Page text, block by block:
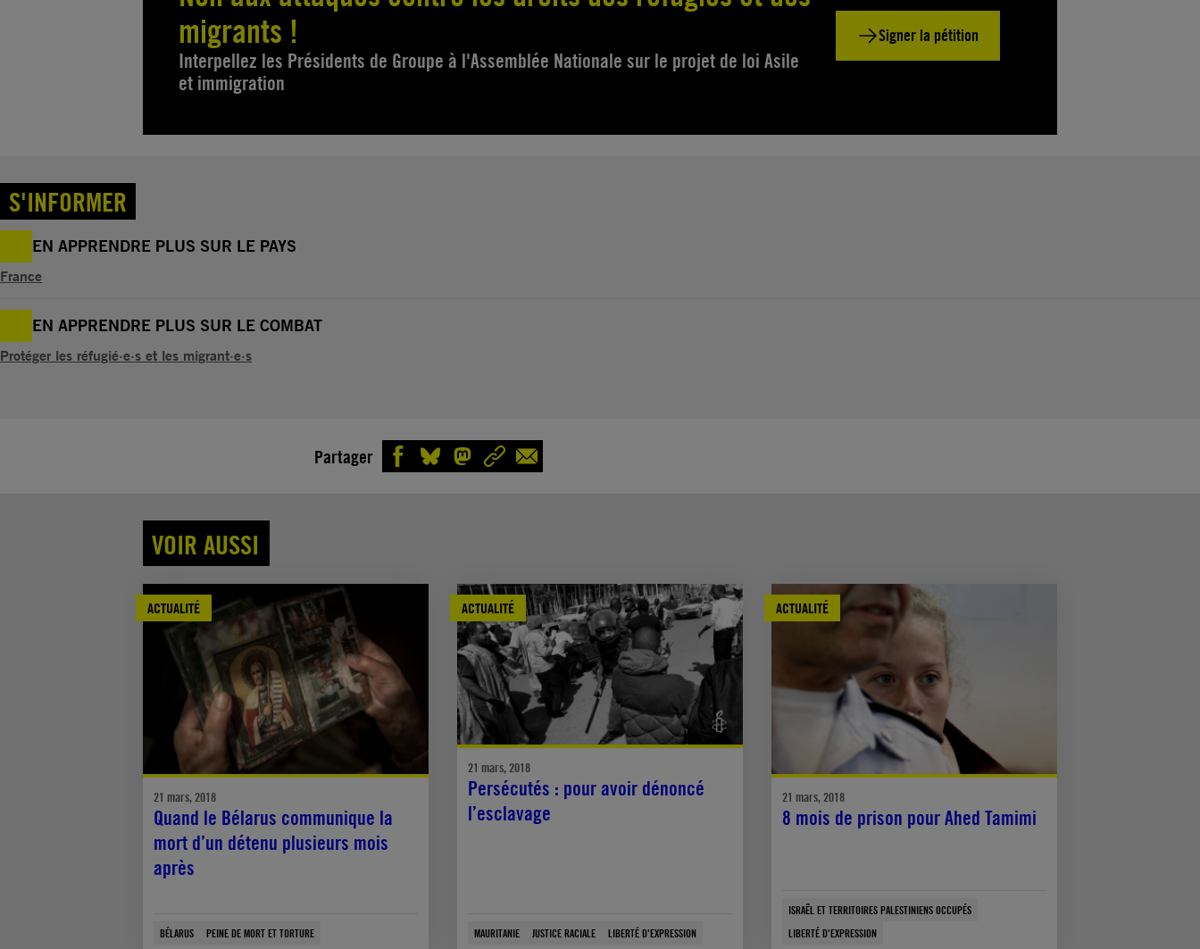
migrants !
Interpellez les Présidents de Groupe à l'Assemblée Nationale sur le projet de loi Asile
et immigration
Signer la pétition
S'INFORMER
EN APPRENDRE PLUS SUR LE PAYS
France
EN APPRENDRE PLUS SUR LE COMBAT
Protéger les réfugié·e·s et les migrant·e·s
Partager
VOIR AUSSI
ACTUALITÉ
21 mars, 2018
Quand le Bélarus communique la
mort d’un détenu plusieurs mois
après
BÉLARUS PEINE DE MORT ET TORTURE
ACTUALITÉ
21 mars, 2018
Persécutés : pour avoir dénoncé
l’esclavage
MAURITANIE JUSTICE RACIALE LIBERTÉ D'EXPRESSION
ACTUALITÉ
21 mars, 2018
8 mois de prison pour Ahed Tamimi
ISRAËL ET TERRITOIRES PALESTINIENS OCCUPÉS
LIBERTÉ D'EXPRESSION